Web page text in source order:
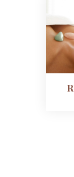
ÁREA
LOGIN